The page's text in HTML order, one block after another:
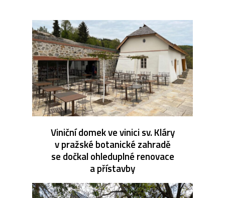
Viniční domek ve vinici sv. Kláry
v pražské botanické zahradě
se dočkal ohleduplné renovace
a přístavby